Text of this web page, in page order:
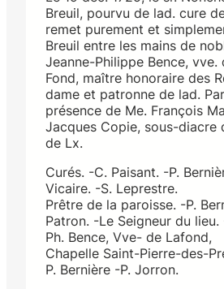
Breuil, pourvu de lad. cure
remet purement et
Breuil entre les mains de
Jeanne-Philippe Bence, vve.
Fond, maître honoraire des
dame et patronne de lad.
présence de Me. François
Jacques Copie, sous-diacre
de Lx.
Curés. -C. Paisant. -P.
Vicaire. -S. Leprestre.
Prêtre de la paroisse. -P.
Patron. -Le Seigneur du
Ph. Bence, Vve- de Lafond,
Chapelle Saint-Pierre-des-
P. Bernière -P. Jorron.